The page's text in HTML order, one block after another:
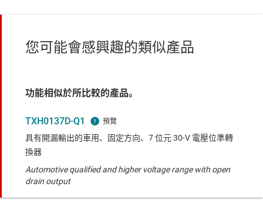
您可能會感興趣的類似產品
功能相似於所比較的產品。
TXH0137D-Q1
具有開漏輸出的車用、固定方向、7 位元 30-V 電壓位準轉
換器
Automotive qualified and higher voltage range with open
drain output